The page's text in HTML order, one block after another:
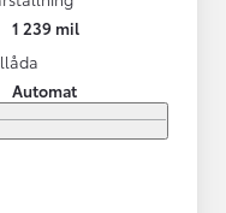
1 239 mil
Automat